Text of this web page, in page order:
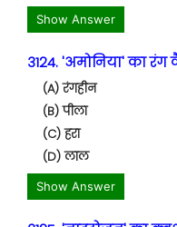
Show Answer
3124. 'अमोनिया' का रंग
(A) रंगहीन
(B) पीला
(C) हरा
(D) लाल
Show Answer